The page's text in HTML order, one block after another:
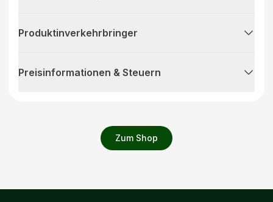
Zum Shop
Produktinverkehrbringer
Preisinformationen & Steuern